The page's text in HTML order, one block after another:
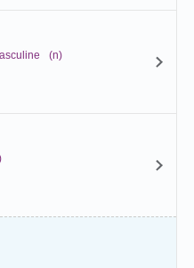
(n)